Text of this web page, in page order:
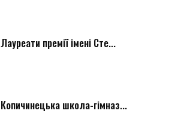
Лауреати премії імені Сте...
Копичинецька школа-гімназ...